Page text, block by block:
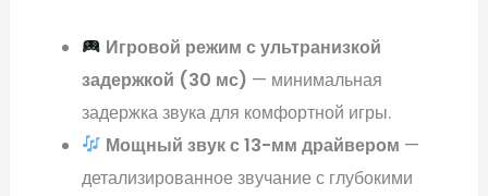
Игровой режим с ультранизкой
задержкой (30 мс) — минимальная
задержка звука для комфортной игры.
Мощный звук с 13-мм драйвером —
детализированное звучание с глубокими